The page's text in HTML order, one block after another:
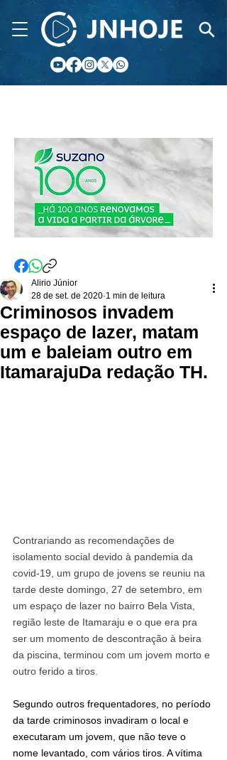
Criminosos invadem
espaço de lazer, matam
um e baleiam outro em
ItamarajuDa redação TH.
Alirio Júnior
28 de set. de 2020 1 min de leitura
Contrariando as recomendações de
isolamento social devido à pandemia da
covid-19, um grupo de jovens se reuniu na
tarde deste domingo, 27 de setembro, em
um espaço de lazer no bairro Bela Vista,
região leste de Itamaraju e o que era pra
ser um momento de descontração à beira
da piscina, terminou com um jovem morto e
outro ferido a tiros.
Segundo outros frequentadores, no período
da tarde criminosos invadiram o local e
executaram um jovem, que não teve o
nome levantado, com vários tiros. A vítima